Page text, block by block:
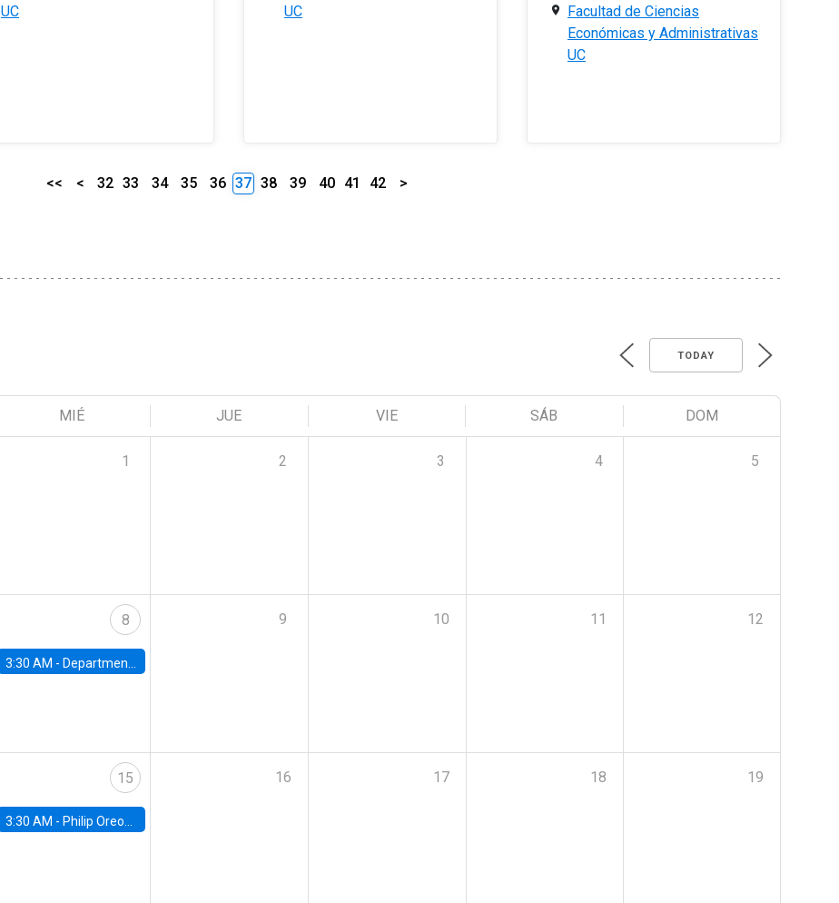
UC
UC
Facultad de Ciencias
Económicas y Administrativas
UC
<< < 32 33 34 35 36 37 38 39 40 41 42 >
TODAY
MIÉ JUE VIE SÁB DOM
1 2 3 4 5
8
3:30 AM - Department Seminar: James Robinson
9 10 11 12
15
3:30 AM - Philip Oreopolous, University of Toronto
16 17 18 19